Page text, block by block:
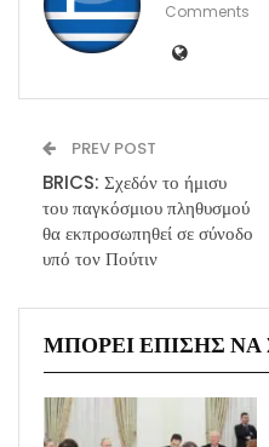
Comments
PREV POST
BRICS: Σχεδόν το ήμισυ
του παγκόσμιου πληθυσμού
θα εκπροσωπηθεί σε σύνοδο
υπό τον Πούτιν
ΜΠΟΡΕΊ ΕΠΊΣΗΣ ΝΑ